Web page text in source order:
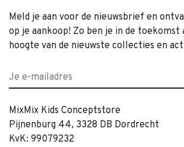
Meld je aan voor de nieuwsbrief en
op je aankoop! Zo ben je in de toekomst
hoogte van de nieuwste collecties en
MixMix Kids Conceptstore
Pijnenburg 44, 3328 DB Dordrecht
KvK: 99079232